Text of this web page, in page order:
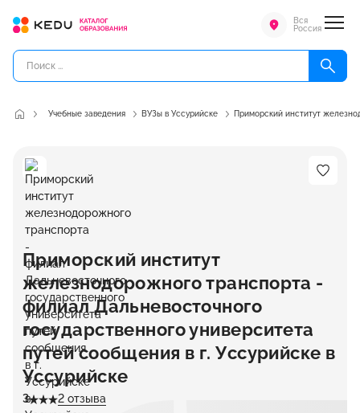
Вся
Россия
Учебные заведения ВУЗы в Уссурийске Приморский институт
Приморский институт
железнодорожного транспорта -
филиал Дальневосточного
государственного университета
путей сообщения в г. Уссурийске в
Уссурийске
3 2 отзыва